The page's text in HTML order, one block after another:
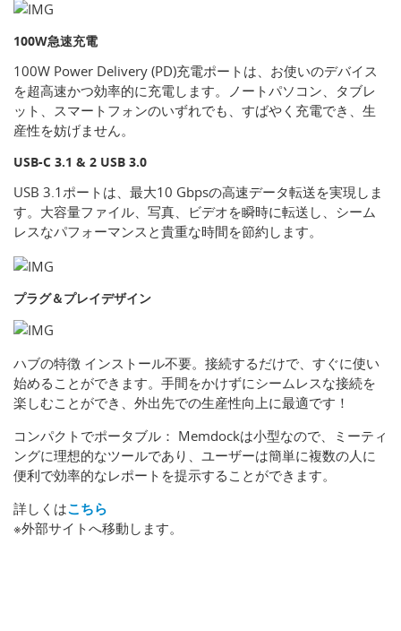
100W急速充電
100W Power Delivery (PD)充電ポートは、お使いのデバイス
を超高速かつ効率的に充電します。ノートパソコン、タブレ
ット、スマートフォンのいずれでも、すばやく充電でき、生
産性を妨げません。
USB-C 3.1 & 2 USB 3.0
USB 3.1ポートは、最大10 Gbpsの高速データ転送を実現しま
す。大容量ファイル、写真、ビデオを瞬時に転送し、シーム
レスなパフォーマンスと貴重な時間を節約します。
プラグ＆プレイデザイン
ハブの特徴 インストール不要。接続するだけで、すぐに使い
始めることができます。手間をかけずにシームレスな接続を
楽しむことができ、外出先での生産性向上に最適です！
コンパクトでポータブル： Memdockは小型なので、ミーティ
ングに理想的なツールであり、ユーザーは簡単に複数の人に
便利で効率的なレポートを提示することができます。
詳しくはこちら
※外部サイトへ移動します。